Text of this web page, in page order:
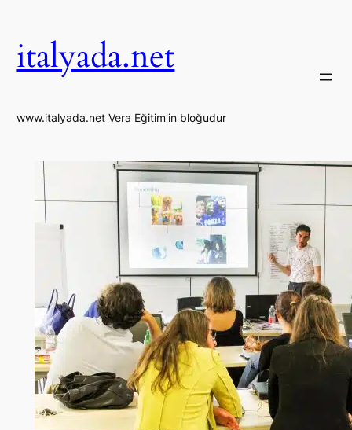
italyada.net
www.italyada.net Vera Eğitim'in bloğudur